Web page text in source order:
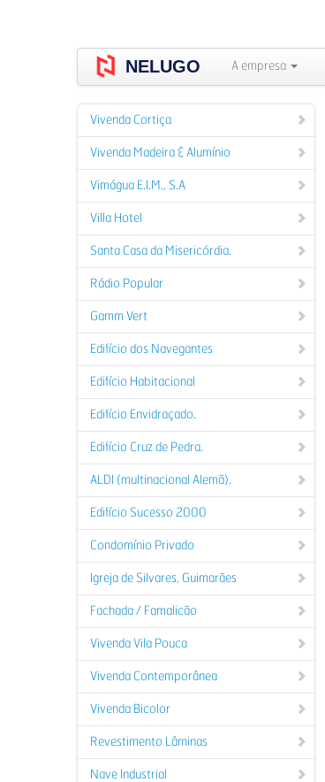
NELUGO A empresa
Vivenda Cortiça
Vivenda Madeira & Alumínio
Vimágua E.I.M., S.A
Villa Hotel
Santa Casa da Misericórdia.
Rádio Popular
Gamm Vert
Edifício dos Navegantes
Edifício Habitacional
Edifício Envidraçado.
Edifício Cruz de Pedra.
ALDI (multinacional Alemã).
Edifício Sucesso 2000
Condomínio Privado
Igreja de Silvares, Guimarães
Fachada / Famalicão
Vivenda Vila Pouca
Vivenda Contemporânea
Vivenda Bicolor
Revestimento Lâminas
Nave Industrial